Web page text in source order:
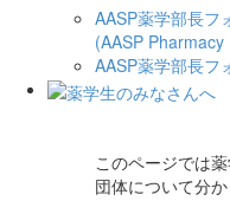
AASP薬学部長フ
(AASP
AASP薬学部長フ
このページでは
団体について分か